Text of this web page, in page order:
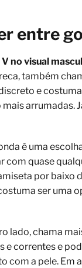
entre
no visual
também
e
arrumadas.
é uma
com quase
por baixo
ser uma
lado, chama
correntes e
com a pele. Em